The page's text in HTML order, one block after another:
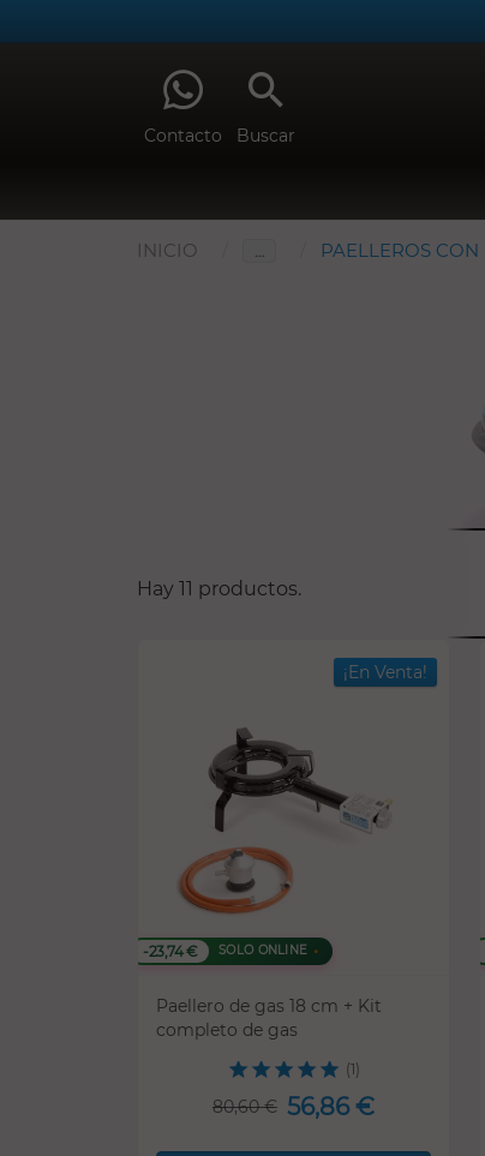
Contacto Buscar
INICIO
Hay 11 productos.
¡En Venta!
-23,74 € SOLO ONLINE
Paellero de gas 18 cm + Kit
completo de gas
(1)
80,60 € 56,86 €